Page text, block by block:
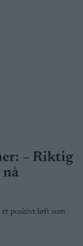
– Riktig
et positivt løft som